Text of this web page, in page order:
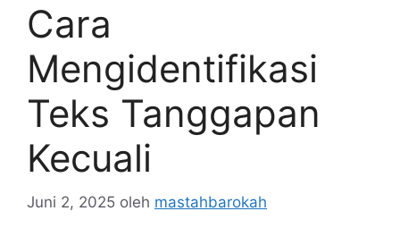
Cara
Mengidentifikasi
Teks Tanggapan
Kecuali
Juni 2, 2025 oleh mastahbarokah